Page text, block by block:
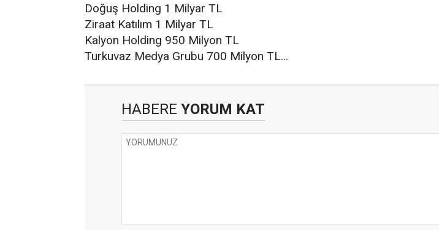
Doğuş Holding 1 Milyar TL
Ziraat Katılım 1 Milyar TL
Kalyon Holding 950 Milyon TL
Turkuvaz Medya Grubu 700 Milyon TL...
HABERE YORUM KAT